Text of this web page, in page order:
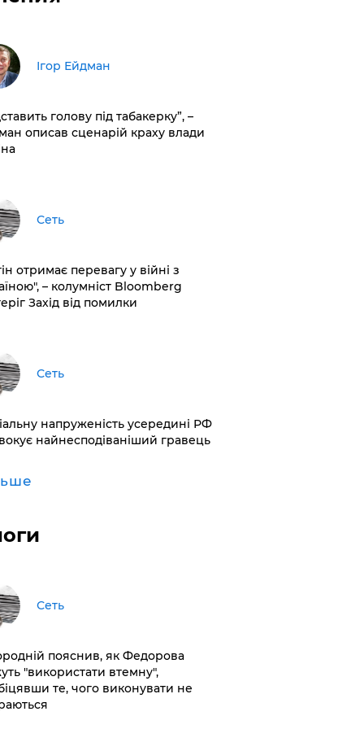
Ігор Ейдман
голову під табакерку”, –
описав сценарій краху влади
Сеть
отримає перевагу у війні з
– колумніст Bloomberg
Захід від помилки
Сеть
напруженість усередині РФ
найнесподіваніший гравець
Сеть
пояснив, як Федорова
"використати втемну",
те, чого виконувати не